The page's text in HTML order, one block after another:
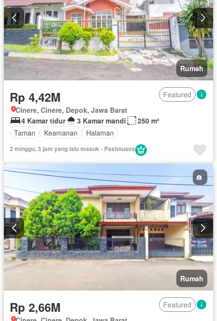
Rumah
Rp 4,42M
Featured
Cinere, Cinere, Depok, Jawa Barat
4 Kamar tidur
3 Kamar mandi
250 m²
Taman
Keamanan Halaman
2 minggu, 3 jam yang lalu masuk - Pashouses
Rumah
Rp 2,66M
Featured